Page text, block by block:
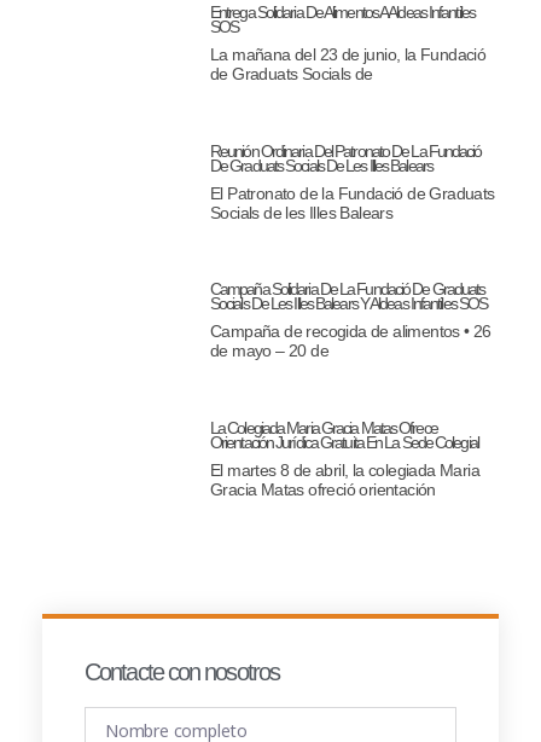
Entrega Solidaria De Alimentos A Aldeas Infantiles
SOS
La mañana del 23 de junio, la Fundació
de Graduats Socials de
Reunión Ordinaria Del Patronato De La Fundació
De Graduats Socials De Les Illes Balears
El Patronato de la Fundació de Graduats
Socials de les Illes Balears
Campaña Solidaria De La Fundació De Graduats
Socials De Les Illes Balears Y Aldeas Infantiles SOS
Campaña de recogida de alimentos • 26
de mayo – 20 de
La Colegiada Maria Gracia Matas Ofrece
Orientación Jurídica Gratuita En La Sede Colegial
El martes 8 de abril, la colegiada Maria
Gracia Matas ofreció orientación
Contacte con nosotros